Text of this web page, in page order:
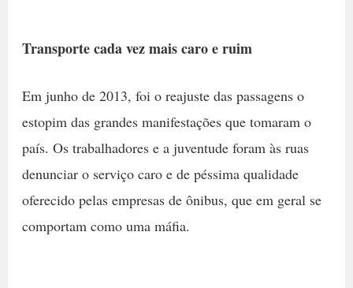
Transporte cada vez mais caro e ruim
Em junho de 2013, foi o reajuste das passagens o
estopim das grandes manifestações que tomaram o
país. Os trabalhadores e a juventude foram às ruas
denunciar o serviço caro e de péssima qualidade
oferecido pelas empresas de ônibus, que em geral se
comportam como uma máfia.